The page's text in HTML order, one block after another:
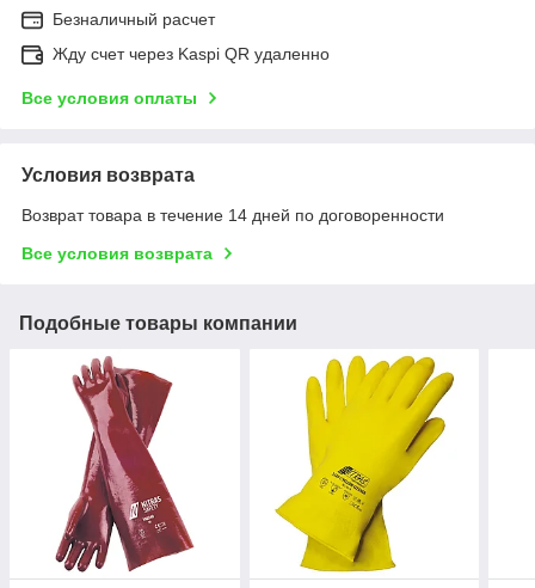
Безналичный расчет
Жду счет через Kaspi QR удаленно
Все условия оплаты
Условия возврата
Возврат товара в течение 14 дней по договоренности
Все условия возврата
Подобные товары компании